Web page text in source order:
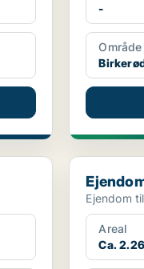
-
Område
Ejendom i
Ejendom
Areal
Ca.